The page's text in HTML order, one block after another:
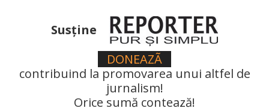
Susţine
DONEAZÃ
contribuind la promovarea unui altfel de
jurnalism!
Orice sumă contează!